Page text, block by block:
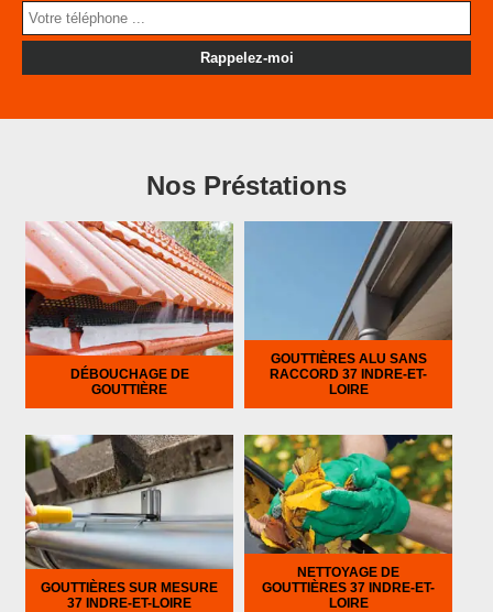
Nos Préstations
DÉBOUCHAGE DE
GOUTTIÈRE
GOUTTIÈRES ALU SANS
RACCORD 37 INDRE-ET-
LOIRE
GOUTTIÈRES SUR MESURE
37 INDRE-ET-LOIRE
NETTOYAGE DE
GOUTTIÈRES 37 INDRE-ET-
LOIRE